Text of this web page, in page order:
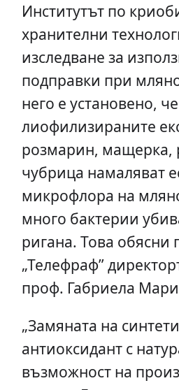
Институтът по
хранителни
изследване за
подправки при
него е установено, че
лиофилизираните
розмарин, мащерка,
чубрица намаляват
микрофлора на
много бактерии
ригана. Това обясни
„Телефраф”
проф. Габриела
„Замяната на
антиоксидант с
възможност на